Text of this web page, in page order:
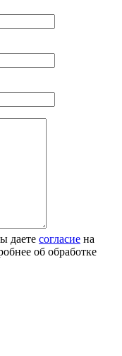
даете согласие на
об обработке